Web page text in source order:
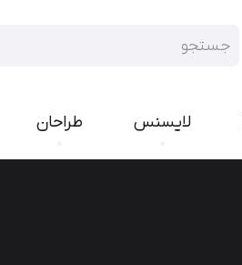
لایسنس طراحان